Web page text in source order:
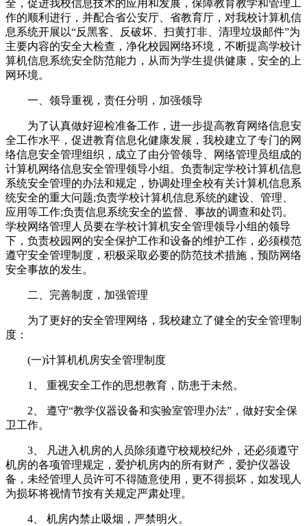
全，促进我校信息技术的应用和发展，保障教育教学和管理工
作的顺利进行，并配合省公安厅、省教育厅，对我校计算机信
息系统开展以“反黑客、反破坏、扫黄打非、清理垃圾邮件”为
主要内容的安全大检查，净化校园网络环境，不断提高学校计
算机信息系统安全防范能力，从而为学生提供健康，安全的上
网环境。
一、领导重视，责任分明，加强领导
为了认真做好迎检准备工作，进一步提高教育网络信息安
全工作水平，促进教育信息化健康发展，我校建立了专门的网
络信息安全管理组织，成立了由分管领导、网络管理员组成的
计算机网络信息安全管理领导小组。负责制定学校计算机信息
系统安全管理的办法和规定，协调处理全校有关计算机信息系
统安全的重大问题;负责学校计算机信息系统的建设、管理、
应用等工作;负责信息系统安全的监督、事故的调查和处罚。
学校网络管理人员要在学校计算机安全管理领导小组的领导
下，负责校园网的安全保护工作和设备的维护工作，必须模范
遵守安全管理制度，积极采取必要的防范技术措施，预防网络
安全事故的发生。
二、完善制度，加强管理
为了更好的安全管理网络，我校建立了健全的安全管理制
度：
(一)计算机机房安全管理制度
1、 重视安全工作的思想教育，防患于未然。
2、 遵守“教学仪器设备和实验室管理办法”，做好安全保
卫工作。
3、 凡进入机房的人员除须遵守校规校纪外，还必须遵守
机房的各项管理规定，爱护机房内的所有财产，爱护仪器设
备，未经管理人员许可不得随意使用，更不得损坏，如发现人
为损坏将视情节按有关规定严肃处理。
4、 机房内禁止吸烟，严禁明火。